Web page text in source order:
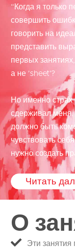
“Когда я только
совершить
говорить на
представить
первых занятиях,
а не ’sheet‘?
Но именно страх
сдерживал меня.
должно быть
чувствовать
нужно создать
Читать
О
Эти занятия